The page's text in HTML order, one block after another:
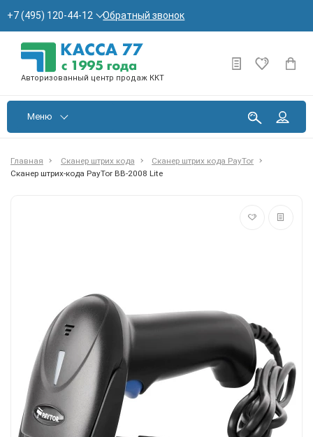
+7 (495) 120-44-12 Обратный звонок
Авторизованный центр продаж ККТ
Меню
Главная Сканер штрих кода
Сканер штрих кода PayTor
Сканер штрих-кода PayTor BB-2008 Lite